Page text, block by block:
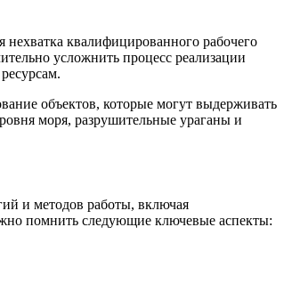
нехватка квалифицированного рабочего
усложнить процесс реализации
объектов, которые могут выдерживать
моря, разрушительные ураганы и
и методов работы, включая
помнить следующие ключевые аспекты: